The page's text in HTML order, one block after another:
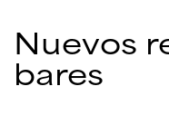
Nuevos
bares